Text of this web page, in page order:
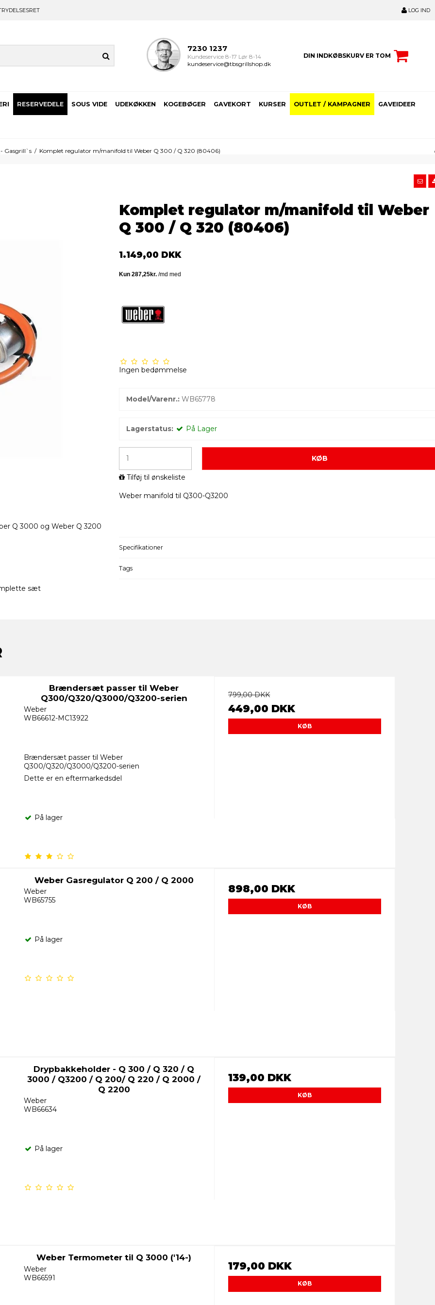
LOG IND
7230 1237
Kundeservice 8-17 Lør 8-14
kundeservice@tbsgrillshop.dk
DIN INDKØBSKURV ER TOM
RESERVEDELE SOUS VIDE UDEKØKKEN KOGEBØGER GAVEKORT KURSER OUTLET / KAMPAGNER GAVEIDEER
Gasgrill`s / Komplet regulator m/manifold til Weber Q 300 / Q 320 (80406)
Q 3000 og Weber Q 3200
sæt
Komplet regulator m/manifold til Weber
Q 300 / Q 320 (80406)
1.149,00 DKK
Ingen bedømmelse
Model/Varenr.: WB65778
Lagerstatus: På Lager
KØB
Tilføj til ønskeliste
Weber manifold til Q300-Q3200
Specifikationer
Tags
Brændersæt passer til Weber
Q300/Q320/Q3000/Q3200-serien
Weber
WB66612-MC13922
Brændersæt passer til Weber
Q300/Q320/Q3000/Q3200-serien
Dette er en eftermarkedsdel
På lager
799,00 DKK
449,00 DKK
KØB
Weber Gasregulator Q 200 / Q 2000
Weber
WB65755
På lager
898,00 DKK
KØB
Drypbakkeholder - Q 300 / Q 320 / Q
3000 / Q3200 / Q 200/ Q 220 / Q 2000 /
Q 2200
Weber
WB66634
På lager
139,00 DKK
KØB
Weber Termometer til Q 3000 ('14-)
Weber
WB66591
179,00 DKK
KØB